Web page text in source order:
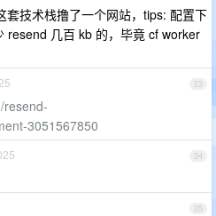
套技术栈撸了一个网站，tips: 配置下
resend 几百 kb 的，毕竟 cf worker
23
resend-
3051567850
24
25